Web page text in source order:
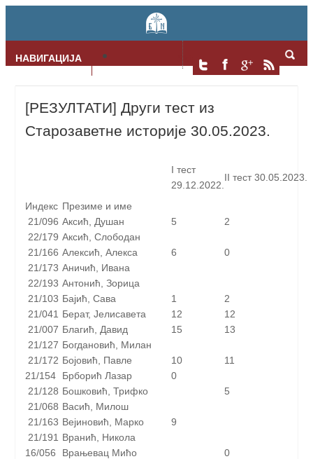
НАВИГАЦИЈА Skip to content
[РЕЗУЛТАТИ] Други тест из
Старозаветне историје 30.05.2023.
I тест
29.12.2022.
II тест 30.05.2023.
Индекс Презиме и име
21/096 Аксић, Душан 5
2
22/179 Аксић, Слободан
21/166 Алексић, Алекса 6
0
21/173 Аничић, Ивана
22/193 Антонић, Зорица
21/103 Бајић, Сава 1
2
21/041 Берат, Јелисавета 12
12
21/007 Благић, Давид 15
13
21/127 Богдановић, Милан
21/172 Бојовић, Павле 10
11
21/154
Брборић Лазар
0
21/128 Бошковић, Трифко
5
21/068 Васић, Милош
21/163 Вејиновић, Марко
9
21/191 Вранић, Никола
16/056
Врањевац Мићо
0